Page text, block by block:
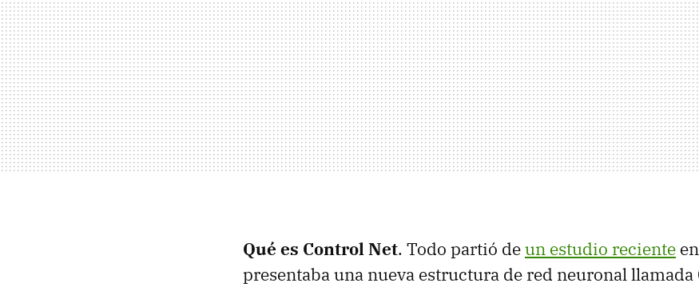
Qué es Control Net. Todo partió deun estudio reciente
presentaba una nueva estructura de red neuronal